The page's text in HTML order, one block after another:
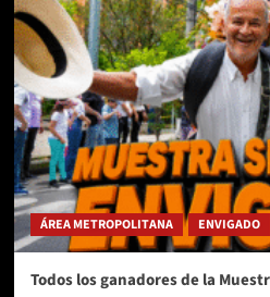
ÁREA METROPOLITANA ENVIGADO
Todos los ganadores de la